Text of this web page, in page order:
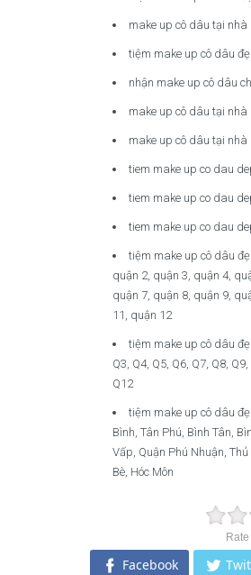
make up cô dâu tại nhà
tiệm make up cô dâu
nhận make up cô dâu
make up cô dâu tại
make up cô dâu tại
tiem make up co dau
tiem make up co dau
tiem make up co dau
tiệm make up cô dâu
quận 2, quận 3, quận 4,
quận 7, quận 8, quận 9,
11, quận 12
tiệm make up cô dâu
Q3, Q4, Q5, Q6, Q7, Q8,
Q12
tiệm make up cô dâu
Bình, Tân Phú, Bình Tân,
Vấp, Quận Phú Nhuận,
Bè, Hóc Môn
Facebook